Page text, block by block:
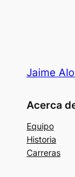
Jaime
Acerca
Equipo
Historia
Carreras